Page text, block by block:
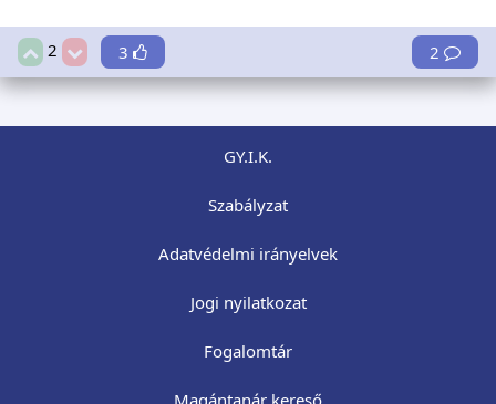
2 3 2
GY.I.K.
Szabályzat
Adatvédelmi irányelvek
Jogi nyilatkozat
Fogalomtár
Magántanár kereső